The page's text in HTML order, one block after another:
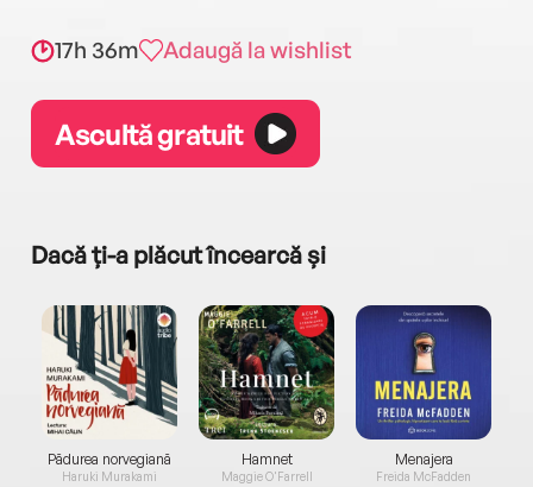
17h 36m Adaugă la wishlist
Ascultă gratuit
Dacă ți-a plăcut încearcă și
Pădurea norvegiană
Haruki Murakami
Hamnet
Maggie O'Farrell
Menajera
Freida McFadden